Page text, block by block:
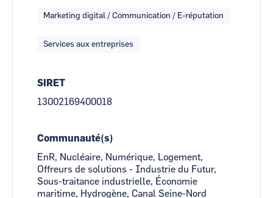
Marketing digital / Communication / E-réputation
Services aux entreprises
SIRET
13002169400018
Communauté(s)
EnR, Nucléaire, Numérique, Logement,
Offreurs de solutions - Industrie du Futur,
Sous-traitance industrielle, Économie
maritime, Hydrogène, Canal Seine-Nord